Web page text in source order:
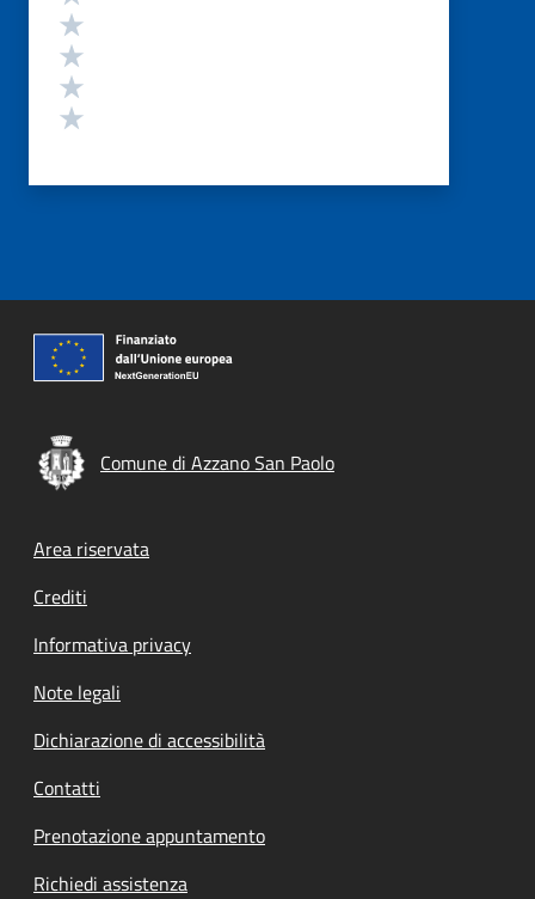
Comune di Azzano San Paolo
Footer menu
Area riservata
Crediti
Informativa privacy
Note legali
Dichiarazione di accessibilità
Contatti
Prenotazione appuntamento
Richiedi assistenza